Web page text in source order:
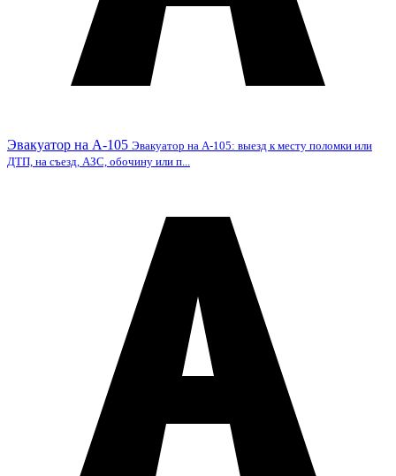
Эвакуатор на А-105 Эвакуатор на А-105: выезд к месту поломки или
ДТП, на съезд, АЗС, обочину или п...